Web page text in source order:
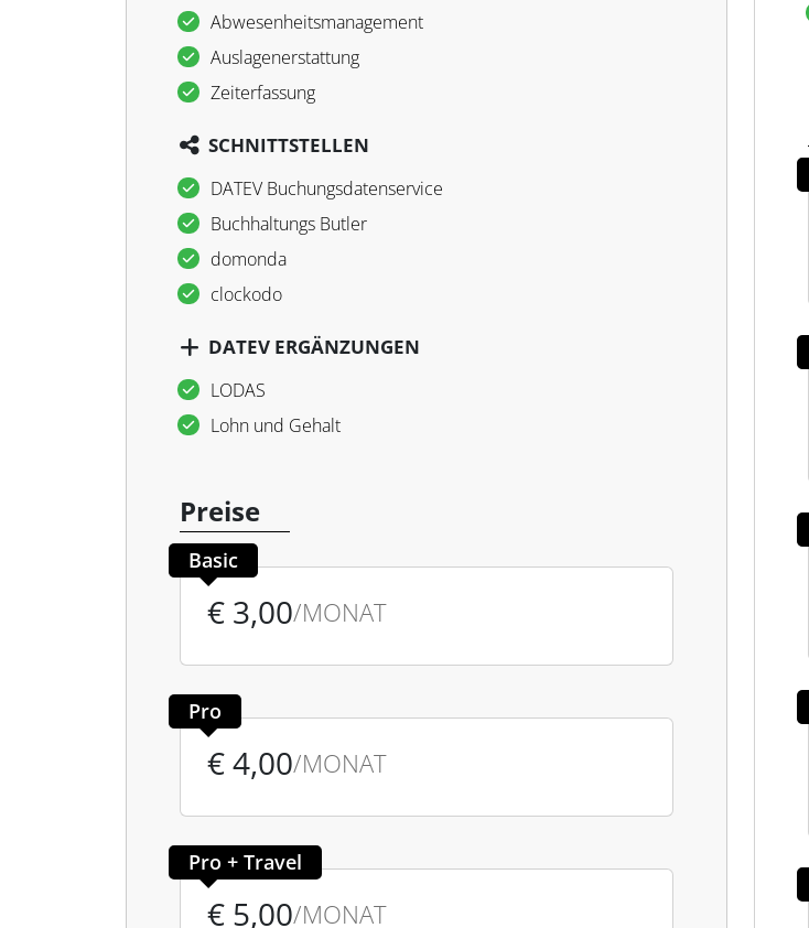
Abwesenheitsmanagement
Auslagenerstattung
Zeiterfassung
SCHNITTSTELLEN
DATEV Buchungsdatenservice
Buchhaltungs Butler
domonda
clockodo
DATEV ERGÄNZUNGEN
LODAS
Lohn und Gehalt
Preise
Basic
€ 3,00/MONAT
Pro
€ 4,00/MONAT
Pro + Travel
€ 5,00/MONAT